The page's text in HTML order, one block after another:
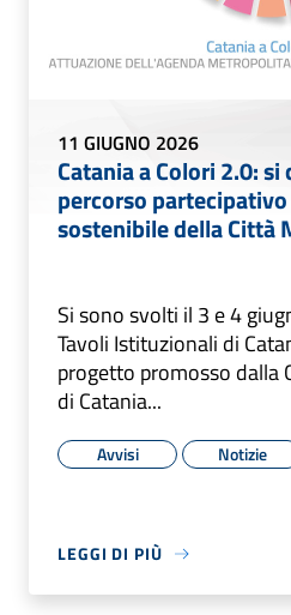
11 GIUGNO 2026
Catania a Colori 2.0:
percorso
sostenibile della Città
Si sono svolti il 3 e 4
Tavoli Istituzionali di
progetto promosso dalla
di Catania...
Avvisi Notizie
LEGGI DI PIÙ